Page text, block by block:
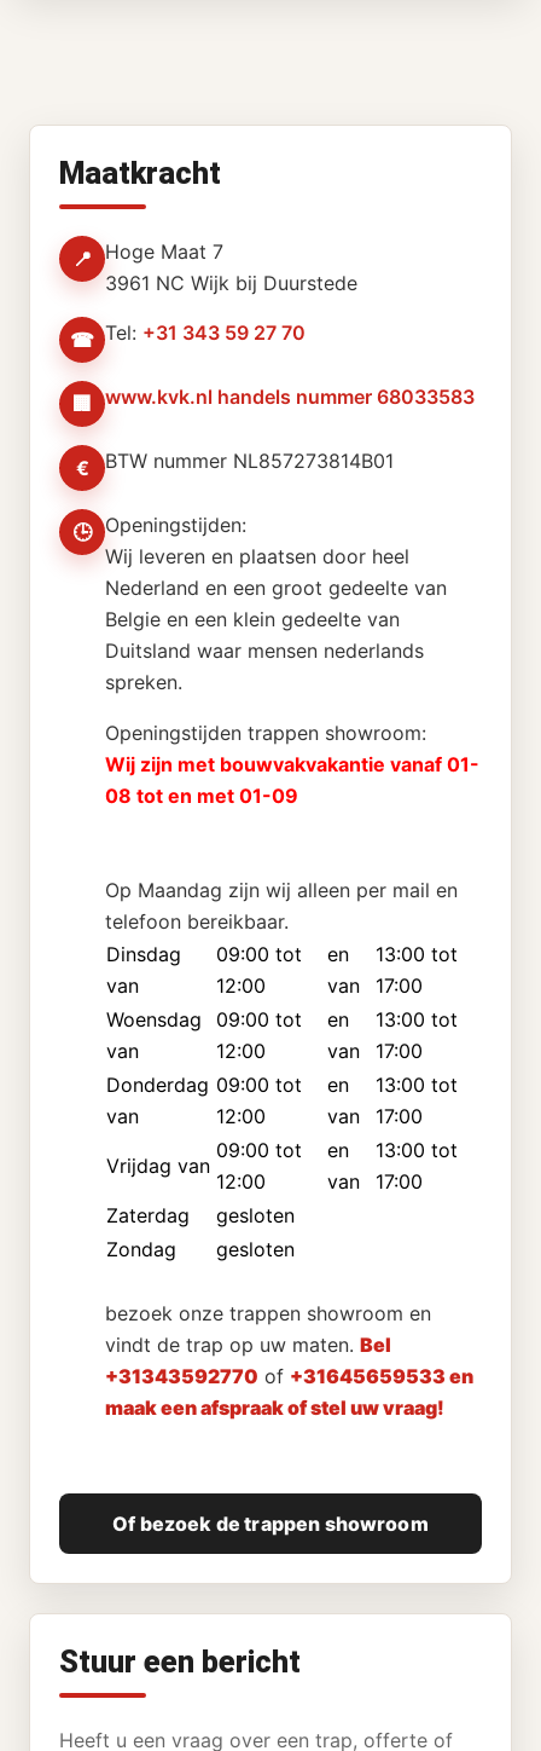
Maatkracht
📍
Hoge Maat 7
3961 NC Wijk bij Duurstede
☎ Tel: +31 343 59 27 70
🏢 www.kvk.nl handels nummer 68033583
€ BTW nummer NL857273814B01
🕒 Openingstijden:
Wij leveren en plaatsen door heel
Nederland en een groot gedeelte van
Belgie en een klein gedeelte van
Duitsland waar mensen nederlands
spreken.
Openingstijden trappen showroom:
Wij zijn met bouwvakvakantie vanaf 01-
08 tot en met 01-09
Op Maandag zijn wij alleen per mail en
telefoon bereikbaar.
Dinsdag
van
09:00 tot
12:00
en
van
13:00 tot
17:00
Woensdag
van
09:00 tot
12:00
en
van
13:00 tot
17:00
Donderdag
van
09:00 tot
12:00
en
van
13:00 tot
17:00
Vrijdag van
09:00 tot
12:00
en
van
13:00 tot
17:00
Zaterdag
gesloten
Zondag
gesloten
bezoek onze trappen showroom en
vindt de trap op uw maten. Bel
+31343592770 of +31645659533 en
maak een afspraak of stel uw vraag!
Of bezoek de trappen showroom
Stuur een bericht
Heeft u een vraag over een trap, offerte of